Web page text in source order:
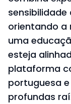
orientando a
uma
esteja
plataforma
portuguesa
profundas